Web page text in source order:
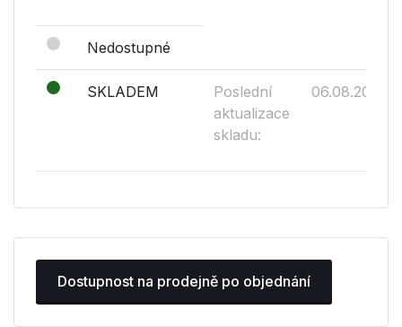
Nedostupné
SKLADEM
Poslední
aktualizace
skladu:
06.08.2026
Dostupnost na prodejně po objednání